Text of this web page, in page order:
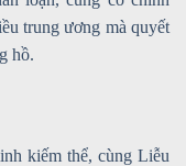
trung ương mà quyết
hồ.
kiếm thể, cùng Liễu